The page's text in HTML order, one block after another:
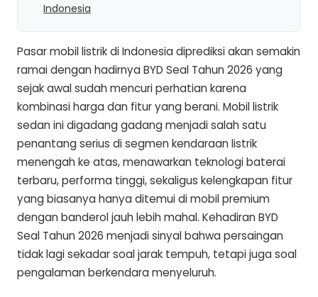
Indonesia
Pasar mobil listrik di Indonesia diprediksi akan semakin
ramai dengan hadirnya BYD Seal Tahun 2026 yang
sejak awal sudah mencuri perhatian karena
kombinasi harga dan fitur yang berani. Mobil listrik
sedan ini digadang gadang menjadi salah satu
penantang serius di segmen kendaraan listrik
menengah ke atas, menawarkan teknologi baterai
terbaru, performa tinggi, sekaligus kelengkapan fitur
yang biasanya hanya ditemui di mobil premium
dengan banderol jauh lebih mahal. Kehadiran BYD
Seal Tahun 2026 menjadi sinyal bahwa persaingan
tidak lagi sekadar soal jarak tempuh, tetapi juga soal
pengalaman berkendara menyeluruh.